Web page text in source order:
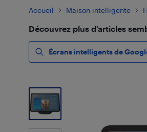
Accueil Maison intelligente
Découvrez plus d’articles
Écrans intelligents de